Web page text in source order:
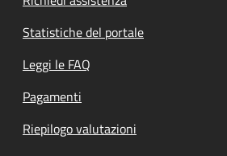
Statistiche del portale
Leggi le FAQ
Pagamenti
Riepilogo valutazioni